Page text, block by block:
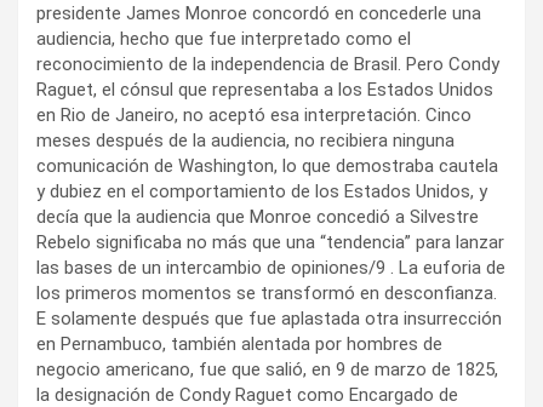
presidente James Monroe concordó en concederle una
audiencia, hecho que fue interpretado como el
reconocimiento de la independencia de Brasil. Pero Condy
Raguet, el cónsul que representaba a los Estados Unidos
en Rio de Janeiro, no aceptó esa interpretación. Cinco
meses después de la audiencia, no recibiera ninguna
comunicación de Washington, lo que demostraba cautela
y dubiez en el comportamiento de los Estados Unidos, y
decía que la audiencia que Monroe concedió a Silvestre
Rebelo significaba no más que una “tendencia” para lanzar
las bases de un intercambio de opiniones/9 . La euforia de
los primeros momentos se transformó en desconfianza.
E solamente después que fue aplastada otra insurrección
en Pernambuco, también alentada por hombres de
negocio americano, fue que salió, en 9 de marzo de 1825,
la designación de Condy Raguet como Encargado de